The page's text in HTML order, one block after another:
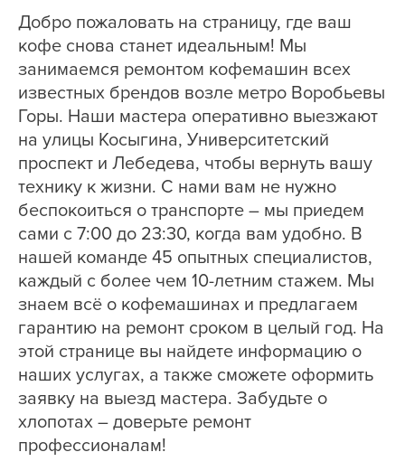
Добро пожаловать на страницу, где ваш
кофе снова станет идеальным! Мы
занимаемся ремонтом кофемашин всех
известных брендов возле метро Воробьевы
Горы. Наши мастера оперативно выезжают
на улицы Косыгина, Университетский
проспект и Лебедева, чтобы вернуть вашу
технику к жизни. С нами вам не нужно
беспокоиться о транспорте – мы приедем
сами с 7:00 до 23:30, когда вам удобно. В
нашей команде 45 опытных специалистов,
каждый с более чем 10-летним стажем. Мы
знаем всё о кофемашинах и предлагаем
гарантию на ремонт сроком в целый год. На
этой странице вы найдете информацию о
наших услугах, а также сможете оформить
заявку на выезд мастера. Забудьте о
хлопотах – доверьте ремонт
профессионалам!